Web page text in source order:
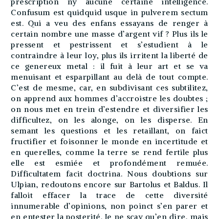
Confusum est quidquid usque in pulverem sectum
est. Qui a veu des enfans essayans de renger à
certain nombre une masse d’argent vif ? Plus ils le
pressent et pestrissent et s’estudient à le
contraindre à leur loy, plus ils irritent la liberté de
ce genereux metal : il fuit à leur art et se va
menuisant et esparpillant au delà de tout compte.
C’est de mesme, car, en subdivisant ces subtilitez,
on apprend aux hommes d’accroistre les doubtes ;
on nous met en trein d’estendre et diversifier les
difficultez, on les alonge, on les disperse. En
semant les questions et les retaillant, on faict
fructifier et foisonner le monde en incertitude et
en querelles, comme la terre se rend fertile plus
elle est esmiée et profondément remuée.
Difficultatem facit doctrina. Nous doubtions sur
Ulpian, redoutons encore sur Bartolus et Baldus. Il
falloit effacer la trace de cette diversité
innumerable d’opinions, non poinct s’en parer et
en entester la posterité. Je ne sçay qu’en dire, mais